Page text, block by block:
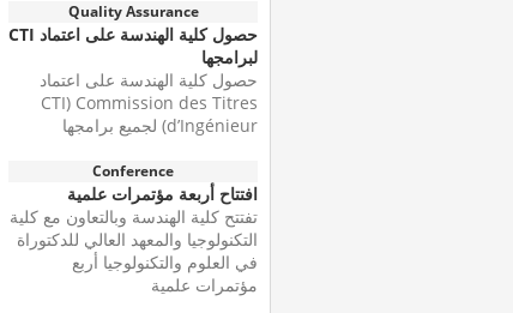
Quality Assurance
حصول كلية الهندسة على اعتماد CTI
لبرامجها
حصول كلية الهندسة على اعتماد
CTI) Commission des Titres
d’Ingénieur) لجميع برامجها
Conference
افتتاح أربعة مؤتمرات علمية
تفتتح كلية الهندسة وبالتعاون مع كلية
التكنولوجيا والمعهد العالي للدكتوراة
في العلوم والتكنولوجيا أربع
مؤتمرات علمية